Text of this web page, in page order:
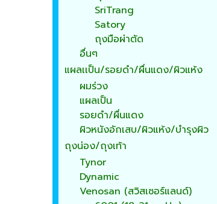
SriTrang
Satory
ถุงมือผ่าตัด
อื่นๆ
แผลเเป็น/รอยดำ/ผื่นแดง/ผิวแห้ง
ผมร่วง
แผลเป็น
รอยดำ/ผื่นแดง
ผิวหนังอักเสบ/ผิวแห้ง/บำรุงผิว
ถุงน่อง/ถุงเท้า
Tynor
Dynamic
Venosan (สวิสเซอร์แลนด์)